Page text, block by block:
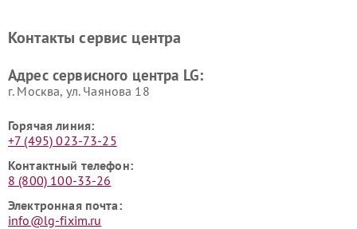
Ремонт морозильных камер
Ремонт вертикальных
Контакты сервис центра
Адрес сервисного центра LG:
г. Москва, ул. Чаянова 18
Горячая линия:
+7 (495) 023-73-25
Контактный телефон:
8 (800) 100-33-26
Электронная почта:
info@lg-fixim.ru